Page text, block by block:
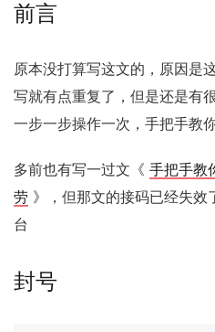
前言
原本没打算写这文的，原因是
写就有点重复了，但是还是有
一步一步操作一次，手把手教
多前也有写一过文《 手把手教
劳 》，但那文的接码已经失效
台
封号